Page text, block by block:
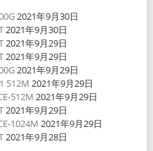
2021年9月30日
2021年9月30日
2021年9月29日
2021年9月29日
2021年9月29日
512M 2021年9月29日
512M 2021年9月29日
2021年9月29日
1024M 2021年9月29日
2021年9月28日